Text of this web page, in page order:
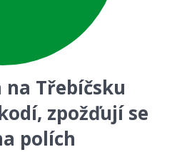
Třebíčsku
zpožďují se
polích